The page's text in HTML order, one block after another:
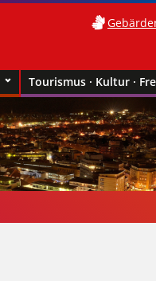
Tourismus · Kultur ·